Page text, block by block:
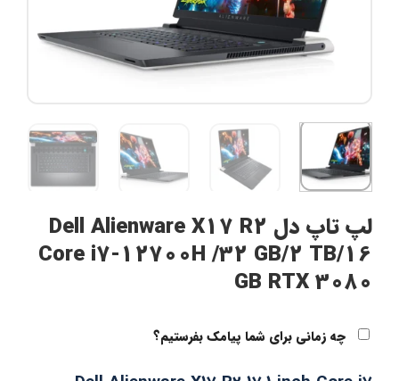
لپ تاپ دل Dell Alienware X17 R2
Core i7-12700H /32 GB/2 TB/16
GB RTX 3080
چه زمانی برای شما پیامک بفرستیم؟